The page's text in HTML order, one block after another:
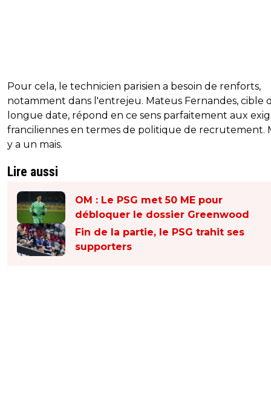
Pour cela, le technicien parisien a besoin de renforts,
notamment dans l'entrejeu. Mateus Fernandes, cible
longue date, répond en ce sens parfaitement aux
franciliennes en termes de politique de recrutement.
y a un mais.
Lire aussi
OM : Le PSG met 50 ME pour
débloquer le dossier Greenwood
Fin de la partie, le PSG trahit ses
supporters